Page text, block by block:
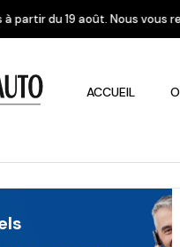
remercions de votre
ACCUEIL